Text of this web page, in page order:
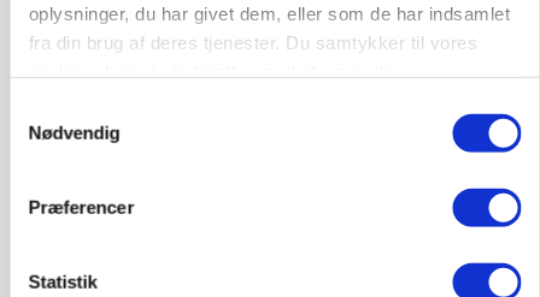
oplysninger, du har givet dem, eller som de har indsamlet
fra din brug af deres tjenester. Du samtykker til vores
Nødvendig
Præferencer
Statistik
Kalvepasser til ejendom i udvikling søges
6392, Bolderslev 03. aug.
Klimastald